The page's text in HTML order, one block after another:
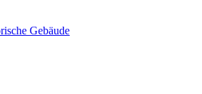
Gebäude